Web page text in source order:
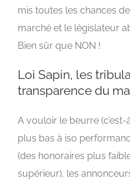
mis toutes les chances
marché et le législateur
Bien sûr que NON !
Loi Sapin, les
transparence du
A vouloir le beurre
plus bas à iso
(des honoraires plus
supérieur), les